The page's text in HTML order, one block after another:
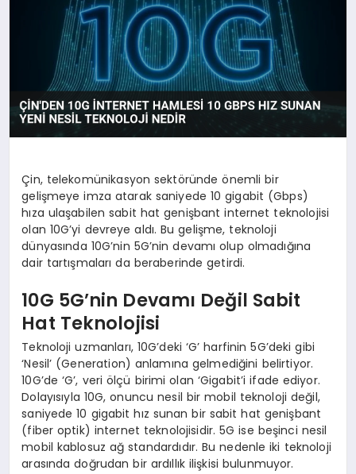
TEKNOLOJI
Çin, telekomünikasyon sektöründe önemli bir
gelişmeye imza atarak saniyede 10 gigabit (Gbps)
hıza ulaşabilen sabit hat genişbant internet teknolojisi
olan 10G’yi devreye aldı. Bu gelişme, teknoloji
dünyasında 10G’nin 5G’nin devamı olup olmadığına
dair tartışmaları da beraberinde getirdi.
10G 5G’nin Devamı Değil Sabit
Hat Teknolojisi
Teknoloji uzmanları, 10G’deki ‘G’ harfinin 5G’deki gibi
‘Nesil’ (Generation) anlamına gelmediğini belirtiyor.
10G’de ‘G’, veri ölçü birimi olan ‘Gigabit’i ifade ediyor.
Dolayısıyla 10G, onuncu nesil bir mobil teknoloji değil,
saniyede 10 gigabit hız sunan bir sabit hat genişbant
(fiber optik) internet teknolojisidir. 5G ise beşinci nesil
mobil kablosuz ağ standardıdır. Bu nedenle iki teknoloji
arasında doğrudan bir ardıllık ilişkisi bulunmuyor.